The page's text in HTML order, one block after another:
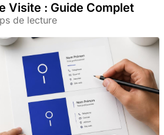
Visite : Guide Complet
de lecture